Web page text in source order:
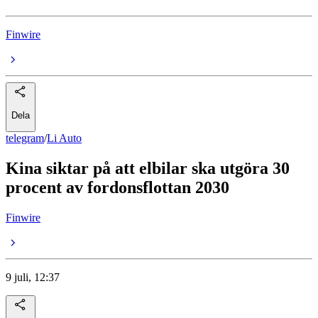
Finwire
Dela
telegram/Li Auto
Kina siktar på att elbilar ska utgöra 30
procent av fordonsflottan 2030
Finwire
9 juli, 12:37